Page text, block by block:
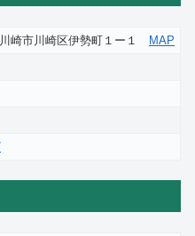
崎市川崎区伊勢町１ー１ MAP